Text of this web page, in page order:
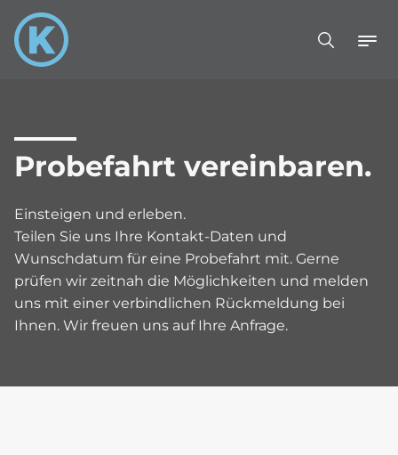
Probefahrt vereinbaren.
Einsteigen und erleben.
Teilen Sie uns Ihre Kontakt-Daten und
Wunschdatum für eine Probefahrt mit. Gerne
prüfen wir zeitnah die Möglichkeiten und melden
uns mit einer verbindlichen Rückmeldung bei
Ihnen. Wir freuen uns auf Ihre Anfrage.